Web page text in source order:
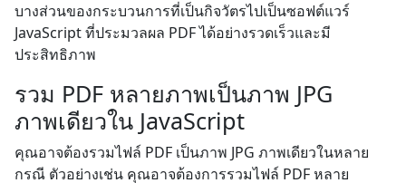
บางส่วนของกระบวนการที่เป็นกิจวัตรไปเป็นซอฟต์แวร์
JavaScript ที่ประมวลผล PDF ได้อย่างรวดเร็วและมี
ประสิทธิภาพ
รวม PDF หลายภาพเป็นภาพ JPG
ภาพเดียวใน JavaScript
คุณอาจต้องรวมไฟล์ PDF เป็นภาพ JPG ภาพเดียวในหลาย
กรณี ตัวอย่างเช่น คุณอาจต้องการรวมไฟล์ PDF หลาย